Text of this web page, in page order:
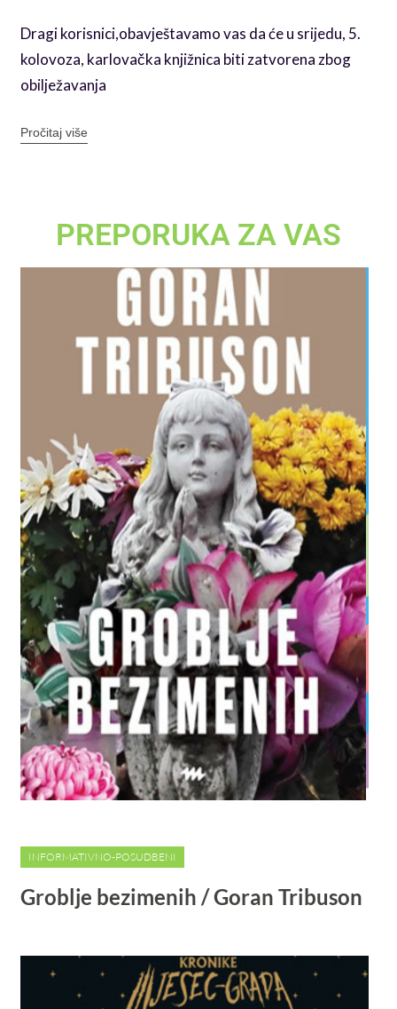
Dragi korisnici,obavještavamo vas da će u srijedu, 5.
kolovoza, karlovačka knjižnica biti zatvorena zbog
obilježavanja
Pročitaj više
PREPORUKA ZA VAS
INFORMATIVNO-POSUDBENI
Groblje bezimenih / Goran Tribuson